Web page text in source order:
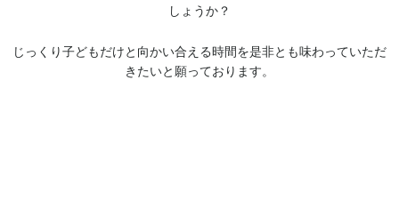
しょうか？
じっくり子どもだけと向かい合える時間を是非とも味わっていただ
きたいと願っております。